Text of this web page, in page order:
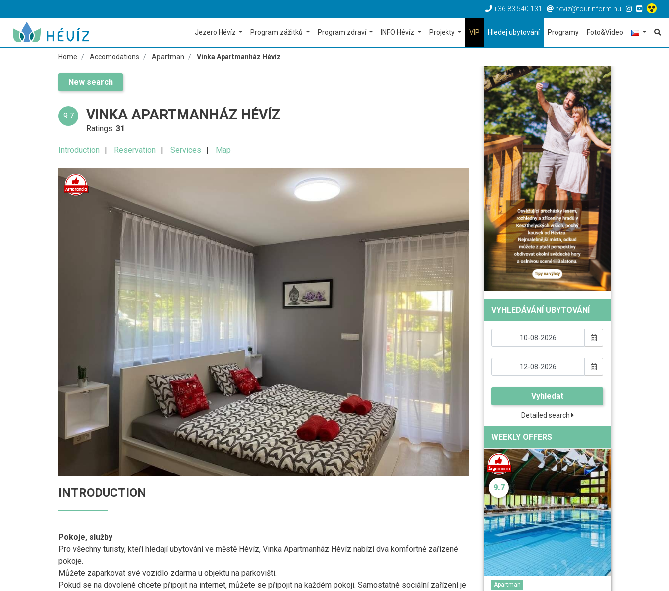
+36 83 540 131 heviz@tourinform.hu
Jezero Hévíz Program zážitků Program zdraví INFO Hévíz Projekty VIP Hledej ubytování Programy Foto&Video
Home Accomodations Apartman Vinka Apartmanház Hévíz
New search
9.7 VINKA APARTMANHÁZ HÉVÍZ
Ratings:31
Introduction Reservation Services Map
INTRODUCTION
Pokoje, služby
Pro všechny turisty, kteří hledají ubytování ve městě Hévíz, Vinka Apartmanház Hévíz nabízí dva komfortně zařízené
pokoje.
Můžete zaparkovat své vozidlo zdarma u objektu na parkovišti.
Pokud se na dovolené chcete připojit na internet, můžete se připojit na každém pokoji. Samostatné sociální zařízení je
VYHLEDÁVÁNÍ UBYTOVÁNÍ
Vyhledat
Detailed search
WEEKLY OFFERS
9.7
Apartman